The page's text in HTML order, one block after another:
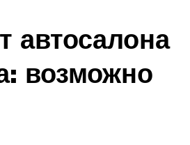
автосалона
возможно